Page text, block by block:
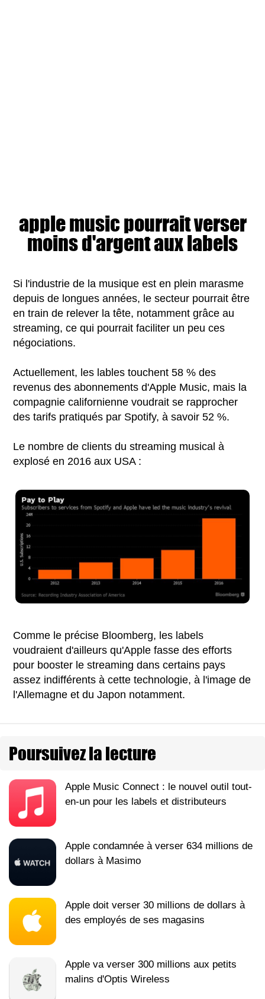
apple music pourrait verser
moins d'argent aux labels
Si l'industrie de la musique est en plein marasme
depuis de longues années, le secteur pourrait être
en train de relever la tête, notamment grâce au
streaming, ce qui pourrait faciliter un peu ces
négociations.
Actuellement, les lables touchent 58 % des
revenus des abonnements d'Apple Music, mais la
compagnie californienne voudrait se rapprocher
des tarifs pratiqués par Spotify, à savoir 52 %.
Le nombre de clients du streaming musical à
explosé en 2016 aux USA :
Comme le précise Bloomberg, les labels
voudraient d'ailleurs qu'Apple fasse des efforts
pour booster le streaming dans certains pays
assez indifférents à cette technologie, à l'image de
l'Allemagne et du Japon notamment.
Poursuivez la lecture
Apple Music Connect : le nouvel outil tout-
en-un pour les labels et distributeurs
Apple condamnée à verser 634 millions de
dollars à Masimo
Apple doit verser 30 millions de dollars à
des employés de ses magasins
Apple va verser 300 millions aux petits
malins d'Optis Wireless